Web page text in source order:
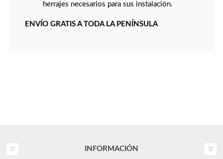
herrajes necesarios para sus instalación.
ENVÍO GRATIS A TODA LA PENÍNSULA
INFORMACIÓN